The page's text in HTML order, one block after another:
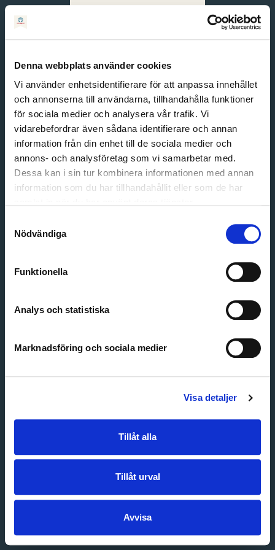
Denna webbplats använder cookies
Vi använder enhetsidentifierare för att anpassa innehållet
och annonserna till användarna, tillhandahålla funktioner
för sociala medier och analysera vår trafik. Vi
vidarebefordrar även sådana identifierare och annan
information från din enhet till de sociala medier och
annons- och analysföretag som vi samarbetar med.
Dessa kan i sin tur kombinera informationen med annan
information som du har tillhandahållit eller som de har
Nödvändiga
Funktionella
Analys och statistiska
Marknadsföring och sociala medier
Visa detaljer
Tillåt alla
Tillåt urval
Avvisa
English
Svenska
Email address
Customer service